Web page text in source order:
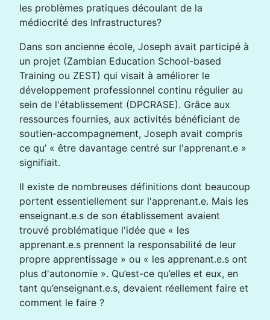
les problèmes pratiques découlant de la
médiocrité des Infrastructures?
Dans son ancienne école, Joseph avait participé à
un projet (Zambian Education School-based
Training ou ZEST) qui visait à améliorer le
développement professionnel continu régulier au
sein de l'établissement (DPCRASE). Grâce aux
ressources fournies, aux activités bénéficiant de
soutien-accompagnement, Joseph avait compris
ce qu’ « être davantage centré sur l'apprenant.e »
signifiait.
Il existe de nombreuses définitions dont beaucoup
portent essentiellement sur l'apprenant.e. Mais les
enseignant.e.s de son établissement avaient
trouvé problématique l'idée que « les
apprenant.e.s prennent la responsabilité de leur
propre apprentissage » ou « les apprenant.e.s ont
plus d'autonomie ». Qu’est-ce qu’elles et eux, en
tant qu’enseignant.e.s, devaient réellement faire et
comment le faire ?